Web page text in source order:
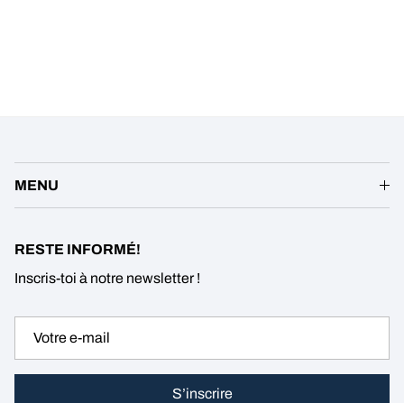
MENU
RESTE INFORMÉ!
Inscris-toi à notre newsletter !
S’inscrire